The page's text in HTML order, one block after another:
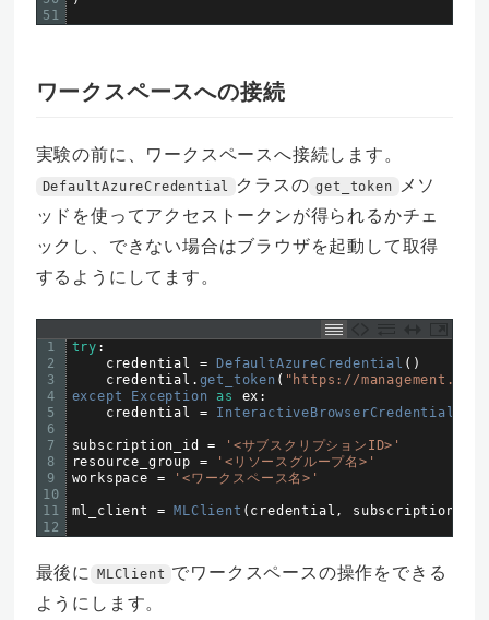
51
ワークスペースへの接続
実験の前に、ワークスペースへ接続します。
DefaultAzureCredential クラスの get_token
メソ
ッドを使ってアクセストークンが得られるかチェ
ックし、できない場合はブラウザを起動して取得
するようにしてます。
1
2
3
4
5
6
7
8
9
10
11
12
try :
credential
= DefaultAzureCredential ( )
credential . get_token ( "https://
except
Exception as ex :
credential
= InteractiveBrowserCredential
subscription_id =
'<サブスクリプションID>'
resource_group
=
'<リソースグループ名>'
workspace
= '<ワークスペース名>'
ml_client = MLClient ( credential , subscription_id
最後に MLClient でワークスペースの操作をできる
ようにします。